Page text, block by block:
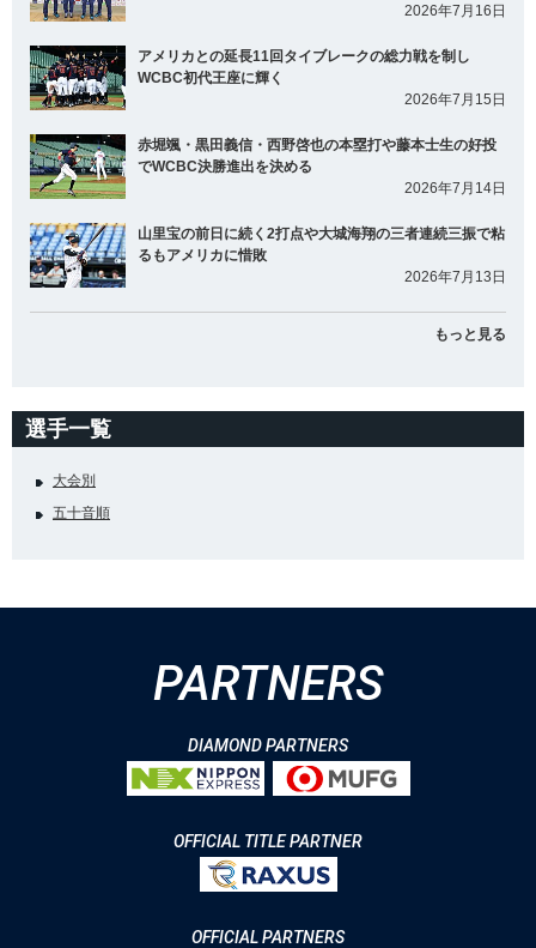
2026年7月16日
アメリカとの延長11回タイブレークの総力戦を制し
WCBC初代王座に輝く
2026年7月15日
赤堀颯・黒田義信・西野啓也の本塁打や藤本士生の好投
でWCBC決勝進出を決める
2026年7月14日
山里宝の前日に続く2打点や大城海翔の三者連続三振で粘
るもアメリカに惜敗
2026年7月13日
もっと見る
選手一覧
大会別
五十音順
PARTNERS
DIAMOND PARTNERS
OFFICIAL TITLE PARTNER
OFFICIAL PARTNERS